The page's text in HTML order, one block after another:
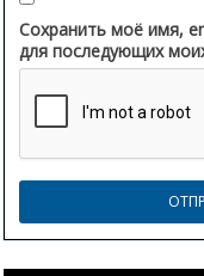
Сохранить моё имя,
для последующих